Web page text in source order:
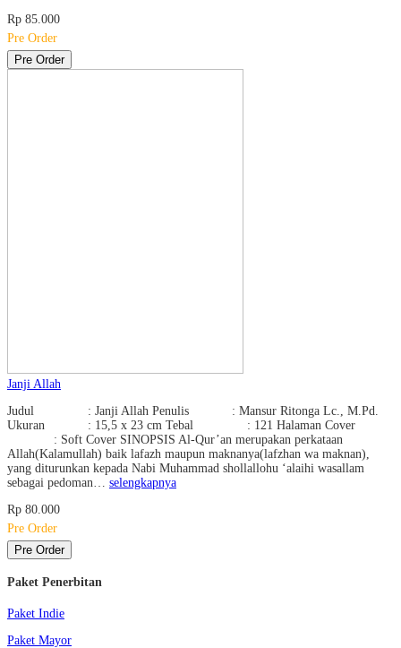
Rp 85.000
Pre Order
Pre Order
Janji Allah
Judul : Janji Allah Penulis : Mansur Ritonga Lc., M.Pd.
Ukuran : 15,5 x 23 cm Tebal : 121 Halaman Cover
: Soft Cover SINOPSIS Al-Qur’an merupakan perkataan
Allah(Kalamullah) baik lafazh maupun maknanya(lafzhan wa maknan),
yang diturunkan kepada Nabi Muhammad shollallohu ‘alaihi wasallam
sebagai pedoman… selengkapnya
Rp 80.000
Pre Order
Pre Order
Paket Penerbitan
Paket Indie
Paket Mayor